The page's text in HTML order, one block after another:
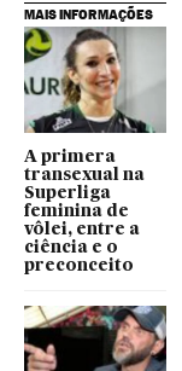
MAIS INFORMAÇÕES
A primera
transexual na
Superliga
feminina de
vôlei, entre a
ciência e o
preconceito